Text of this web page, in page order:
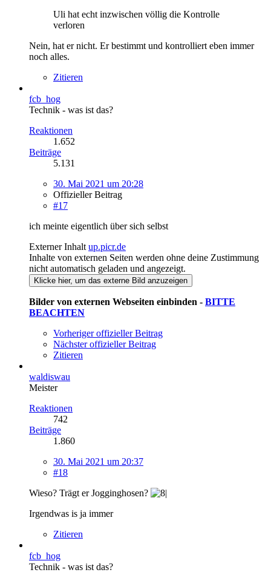
Uli hat echt inzwischen völlig die Kontrolle
verloren
Nein, hat er nicht. Er bestimmt und kontrolliert eben immer
noch alles.
Zitieren
fcb_hog
Technik - was ist das?
Reaktionen
1.652
Beiträge
5.131
30. Mai 2021 um 20:28
Offizieller Beitrag
#17
ich meinte eigentlich über sich selbst
Externer Inhalt up.picr.de
Inhalte von externen Seiten werden ohne deine Zustimmung
nicht automatisch geladen und angezeigt.
Klicke hier, um das externe Bild anzuzeigen
Bilder von externen Webseiten einbinden - BITTE
BEACHTEN
Vorheriger offizieller Beitrag
Nächster offizieller Beitrag
Zitieren
waldiswau
Meister
Reaktionen
742
Beiträge
1.860
30. Mai 2021 um 20:37
#18
Wieso? Trägt er Jogginghosen?
Irgendwas is ja immer
Zitieren
fcb_hog
Technik - was ist das?